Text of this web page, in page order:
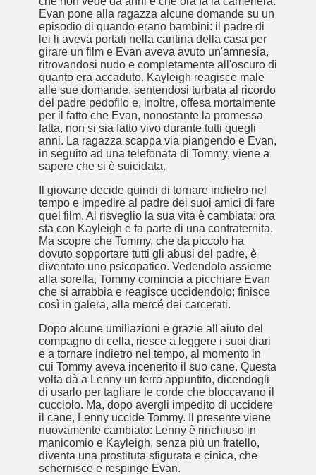
Evan pone alla ragazza alcune domande su un
episodio di quando erano bambini: il padre di
lei li aveva portati nella cantina della casa per
girare un film e Evan aveva avuto un'amnesia,
ritrovandosi nudo e completamente all'oscuro di
quanto era accaduto. Kayleigh reagisce male
alle sue domande, sentendosi turbata al ricordo
del padre pedofilo e, inoltre, offesa mortalmente
per il fatto che Evan, nonostante la promessa
fatta, non si sia fatto vivo durante tutti quegli
anni. La ragazza scappa via piangendo e Evan,
in seguito ad una telefonata di Tommy, viene a
sapere che si è suicidata.
Il giovane decide quindi di tornare indietro nel
tempo e impedire al padre dei suoi amici di fare
quel film. Al risveglio la sua vita è cambiata: ora
sta con Kayleigh e fa parte di una confraternita.
Ma scopre che Tommy, che da piccolo ha
dovuto sopportare tutti gli abusi del padre, è
diventato uno psicopatico. Vedendolo assieme
alla sorella, Tommy comincia a picchiare Evan
che si arrabbia e reagisce uccidendolo; finisce
così in galera, alla mercé dei carcerati.
Dopo alcune umiliazioni e grazie all'aiuto del
compagno di cella, riesce a leggere i suoi diari
e a tornare indietro nel tempo, al momento in
cui Tommy aveva incenerito il suo cane. Questa
volta dà a Lenny un ferro appuntito, dicendogli
di usarlo per tagliare le corde che bloccavano il
cucciolo. Ma, dopo avergli impedito di uccidere
il cane, Lenny uccide Tommy. Il presente viene
nuovamente cambiato: Lenny è rinchiuso in
manicomio e Kayleigh, senza più un fratello,
diventa una prostituta sfigurata e cinica, che
schernisce e respinge Evan.
Se Ti Piacciono nel mese di Aprile 2014.